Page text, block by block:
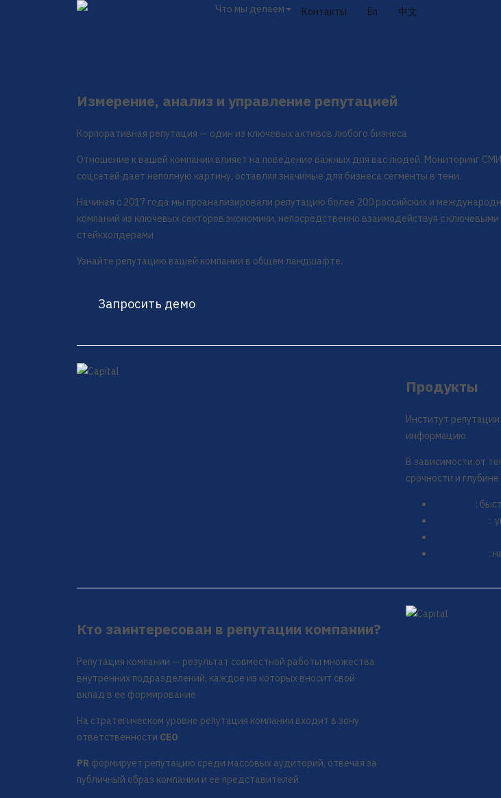
Что мы делаем Контакты En
中文
Измерение, анализ и управление репутацией
Корпоративная репутация — один из ключевых активов любого бизнеса
Отношение к вашей компании влияет на поведение важных для вас людей. Мониторинг
соцсетей дает неполную картину, оставляя значимые для бизнеса сегменты в тени.
Начиная с 2017 года мы проанализировали репутацию более 200 российских и
компаний из ключевых секторов экономики, непосредственно взаимодействуя с ключевыми
стейкхолдерами
Узнайте репутацию вашей компании в общем ландшафте.
Запросить демо
Продукты
Институт
информацию
В зависимости от
срочности и
:
:
:
Кто заинтересован в репутации компании?
Репутация компании — результат совместной работы множества
внутренних подразделений, каждое из которых вносит свой
вклад в ее формирование
На стратегическом уровне репутация компании входит в зону
ответственности CEO
PR формирует репутацию среди массовых аудиторий, отвечая за
публичный образ компании и ее представителей